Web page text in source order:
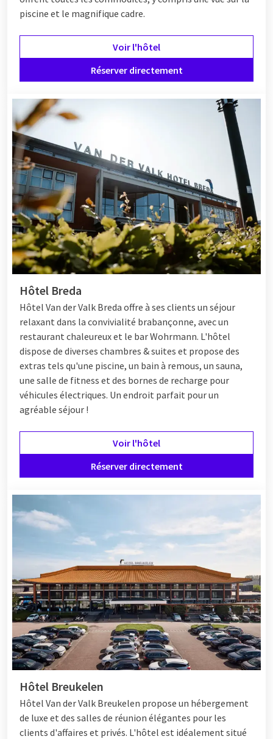
piscine et le magnifique cadre.
Voir l'hôtel
Réserver directement
Hôtel Breda
Hôtel Van der Valk Breda offre à ses clients un séjour
relaxant dans la convivialité brabançonne, avec un
restaurant chaleureux et le bar Wohrmann. L'hôtel
dispose de diverses chambres & suites et propose des
extras tels qu'une piscine, un bain à remous, un sauna,
une salle de fitness et des bornes de recharge pour
véhicules électriques. Un endroit parfait pour un
agréable séjour !
Voir l'hôtel
Réserver directement
Hôtel Breukelen
Hôtel Van der Valk Breukelen propose un hébergement
de luxe et des salles de réunion élégantes pour les
clients d'affaires et privés. L'hôtel est idéalement situé